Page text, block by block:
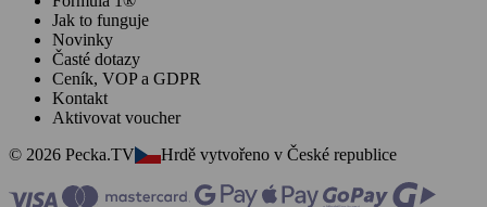
Jak to funguje
Novinky
Časté dotazy
Ceník, VOP a GDPR
Kontakt
Aktivovat voucher
© 2026 Pecka.TV
Hrdě vytvořeno v České republice